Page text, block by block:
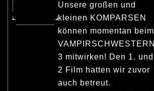
Unsere großen und
kleinen KOMPARSEN
können momentan beim
VAMPIRSCHWESTERN
3 mitwirken! Den 1. und
2 Film hatten wir zuvor
auch betreut.